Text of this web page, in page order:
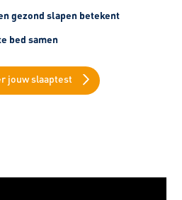
gezond slapen betekent
bed samen
jouw slaaptest